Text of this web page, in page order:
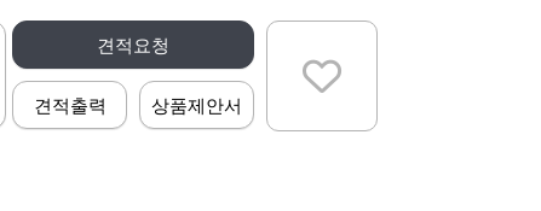
견적요청
견적출력 상품제안서